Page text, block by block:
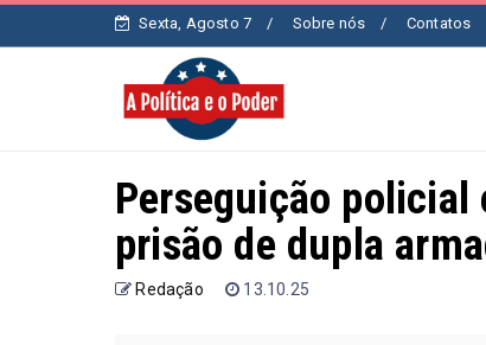
Sexta, Agosto 7 Sobre nós Contatos
Perseguição policial
prisão de dupla
Redação 13.10.25